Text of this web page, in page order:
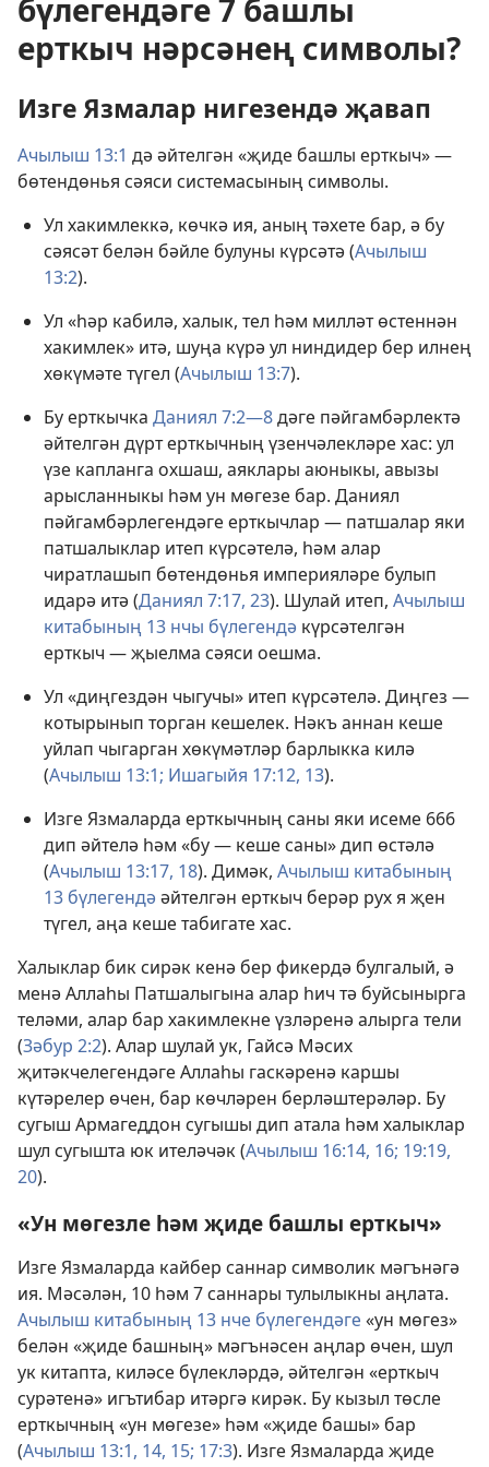
бүлегендәге 7 башлы
ерткыч нәрсәнең символы?
Изге Язмалар нигезендә җавап
Ачылыш 13:1 дә әйтелгән «җиде башлы ерткыч» —
бөтендөнья сәяси системасының символы.
Ул хакимлеккә, көчкә ия, аның тәхете бар, ә бу
сәясәт белән бәйле булуны күрсәтә (Ачылыш
13:2).
Ул «һәр кабилә, халык, тел һәм милләт өстеннән
хакимлек» итә, шуңа күрә ул ниндидер бер илнең
хөкүмәте түгел (Ачылыш 13:7).
Бу ерткычка Даниял 7:2—8дәге пәйгамбәрлектә
әйтелгән дүрт ерткычның үзенчәлекләре хас: ул
үзе капланга охшаш, аяклары аюныкы, авызы
арысланныкы һәм ун мөгезе бар. Даниял
пәйгамбәрлегендәге ерткычлар — патшалар яки
патшалыклар итеп күрсәтелә, һәм алар
чиратлашып бөтендөнья империяләре булып
идарә итә (Даниял 7:17, 23). Шулай итеп, Ачылыш
китабының 13 нчы бүлегендә күрсәтелгән
ерткыч — җыелма сәяси оешма.
Ул «диңгездән чыгучы» итеп күрсәтелә. Диңгез —
котырынып торган кешелек. Нәкъ аннан кеше
уйлап чыгарган хөкүмәтләр барлыкка килә
(Ачылыш 13:1; Ишагыйя 17:12, 13).
Изге Язмаларда ерткычның саны яки исеме 666
дип әйтелә һәм «бу — кеше саны» дип өстәлә
(Ачылыш 13:17, 18). Димәк, Ачылыш китабының
13 бүлегендә әйтелгән ерткыч берәр рух я җен
түгел, аңа кеше табигате хас.
Халыклар бик сирәк кенә бер фикердә булгалый, ә
менә Аллаһы Патшалыгына алар һич тә буйсынырга
теләми, алар бар хакимлекне үзләренә алырга тели
(Зәбур 2:2). Алар шулай ук, Гайсә Мәсих
җитәкчелегендәге Аллаһы гаскәренә каршы
күтәрелер өчен, бар көчләрен берләштерәләр. Бу
сугыш Армагеддон сугышы дип атала һәм халыклар
шул сугышта юк ителәчәк (Ачылыш 16:14, 16; 19:19,
20).
«Ун мөгезле һәм җиде башлы ерткыч»
Изге Язмаларда кайбер саннар символик мәгънәгә
ия. Мәсәлән, 10 һәм 7 саннары тулылыкны аңлата.
Ачылыш китабының 13 нче бүлегендәге «ун мөгез»
белән «җиде башның» мәгънәсен аңлар өчен, шул
ук китапта, киләсе бүлекләрдә, әйтелгән «ерткыч
сурәтенә» игътибар итәргә кирәк. Бу кызыл төсле
ерткычның «ун мөгезе» һәм «җиде башы» бар
(Ачылыш 13:1, 14, 15; 17:3). Изге Язмаларда җиде